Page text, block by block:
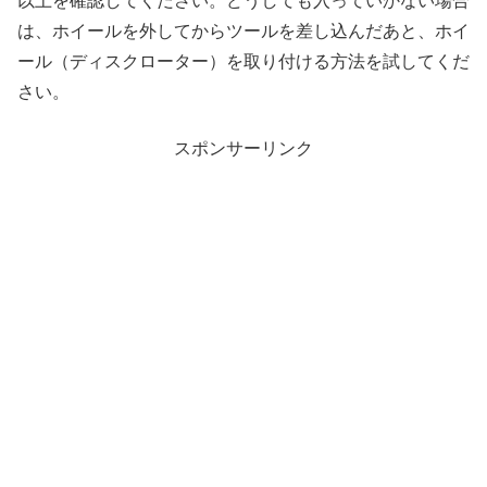
は、ホイールを外してからツールを差し込んだあと、ホイ
ール（ディスクローター）を取り付ける方法を試してくだ
さい。
スポンサーリンク